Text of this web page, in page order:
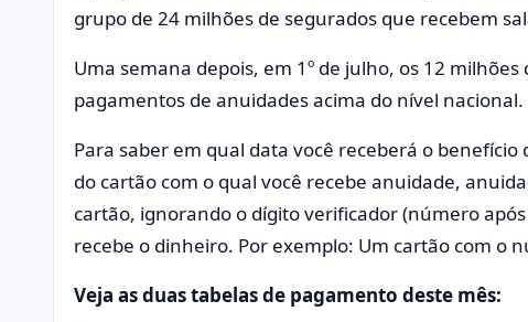
grupo de 24 milhões de segurados que recebem
Uma semana depois, em 1º de julho, os 12
pagamentos de anuidades acima do nível nacional.
Para saber em qual data você receberá o
do cartão com o qual você recebe anuidade,
cartão, ignorando o dígito verificador (número
recebe o dinheiro. Por exemplo: Um cartão com o
Veja as duas tabelas de pagamento deste mês: